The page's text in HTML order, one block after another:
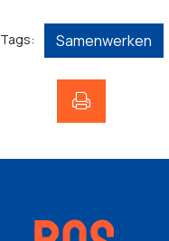
Tags: Samenwerken